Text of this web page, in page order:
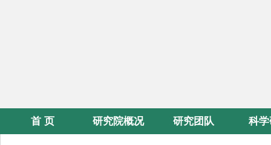
首 页 研究院概况 研究团队 科